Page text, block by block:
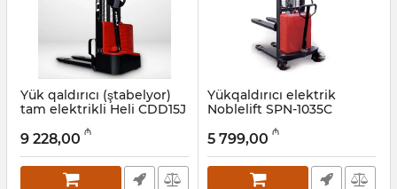
Yük qaldırıcı (ştabelyor)
tam elektrikli Heli CDD15J
Artikul: 056001003
9 228,00 ₼
Yükqaldırıcı elektrik
Noblelift SPN-1035C
033001021
5 799,00 ₼